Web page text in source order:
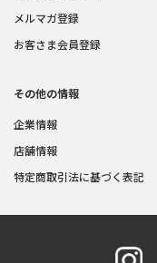
メルマガ登録
お客さま会員登録
その他の情報
企業情報
店舗情報
特定商取引法に基づく表記